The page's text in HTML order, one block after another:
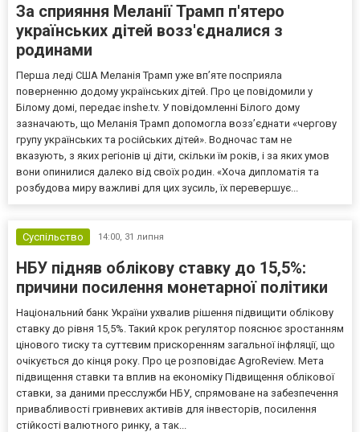
За сприяння Меланії Трамп п'ятеро
українських дітей возз'єдналися з
родинами
Перша леді США Меланія Трамп уже впʼяте посприяла
поверненню додому українських дітей. Про це повідомили у
Білому домі, передає inshe.tv. У повідомленні Білого дому
зазначають, що Меланія Трамп допомогла возз’єднати «чергову
групу українських та російських дітей». Водночас там не
вказують, з яких регіонів ці діти, скільки їм років, і за яких умов
вони опинилися далеко від своїх родин. «Хоча дипломатія та
розбудова миру важливі для цих зусиль, їх перевершує...
Суспільство 14:00, 31 липня
НБУ підняв облікову ставку до 15,5%:
причини посилення монетарної політики
Національний банк України ухвалив рішення підвищити облікову
ставку до рівня 15,5%. Такий крок регулятор пояснює зростанням
цінового тиску та суттєвим прискоренням загальної інфляції, що
очікується до кінця року. Про це розповідає AgroReview. Мета
підвищення ставки та вплив на економіку Підвищення облікової
ставки, за даними пресслужби НБУ, спрямоване на забезпечення
привабливості гривневих активів для інвесторів, посилення
стійкості валютного ринку, а так...